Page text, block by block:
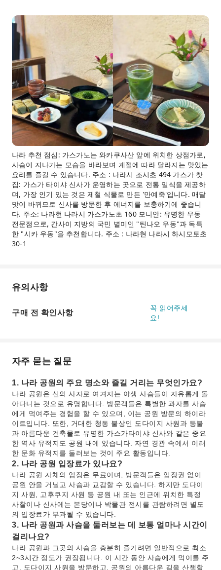
나라 추천 점심: 가스가노는 와카쿠사산 앞에 위치한 상점가로,
사슴이 지나가는 모습을 바라보며 계절에 따라 달라지는 맛있는
요리를 즐길 수 있습니다. 주소 : 나라시 조시초 494 가스가 찻
집: 가스가 타이샤 신사가 운영하는 곳으로 전통 일식을 제공하
며, 가장 인기 있는 것은 제철 식물로 만든 '만예죽'입니다. 매달
맛이 바뀌므로 신사를 방문한 후 에너지를 보충하기에 좋습니
다. 주소: 나라현 나라시 가스가노초 160 모니안: 유명한 우동
전문점으로, 간사이 지방의 국민 별미인 "틴나오 우동"과 독특
한 "시카 우동"을 추천합니다. 주소 : 나라현 나라시 하시모토초
30-1
유의사항
구매 전 확인사항
꼭 읽어주세
요!
자주 묻는 질문
1. 나라 공원의 주요 명소와 즐길 거리는 무엇인가요?
나라 공원은 신의 사자로 여겨지는 야생 사슴들이 자유롭게 돌
아다니는 것으로 유명합니다. 방문객들은 특별한 과자를 사슴
에게 먹여주는 경험을 할 수 있으며, 이는 공원 방문의 하이라
이트입니다. 또한, 거대한 청동 불상인 도다이지 사원과 등불
과 아름다운 건축물로 유명한 가스가타이샤 신사와 같은 중요
한 역사 유적지도 공원 내에 있습니다. 자연 경관 속에서 이러
한 문화 유적지를 둘러보는 것이 주요 활동입니다.
2. 나라 공원 입장료가 있나요?
나라 공원 자체의 입장은 무료이며, 방문객들은 입장권 없이
공원 안을 거닐고 사슴과 교감할 수 있습니다. 하지만 도다이
지 사원, 고후쿠지 사원 등 공원 내 또는 인근에 위치한 특정
사찰이나 신사에는 본당이나 박물관 전시를 관람하려면 별도
의 입장료가 부과될 수 있습니다.
3. 나라 공원과 사슴을 둘러보는 데 보통 얼마나 시간이
걸리나요?
나라 공원과 그곳의 사슴을 충분히 즐기려면 일반적으로 최소
2~3시간 정도가 권장됩니다. 이 시간 동안 사슴에게 먹이를 주
고, 도다이지 사원을 방문하고, 공원의 아름다운 길을 산책할